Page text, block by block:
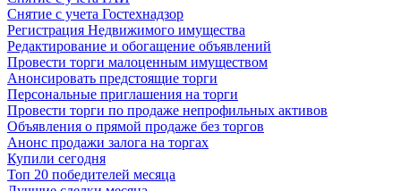
Снятие с учета Гостехнадзор
Регистрация Недвижимого имущества
Редактирование и обогащение объявлений
Провести торги малоценным имуществом
Анонсировать предстоящие торги
Персональные приглашения на торги
Провести торги по продаже непрофильных активов
Объявления о прямой продаже без торгов
Анонс продажи залога на торгах
Купили сегодня
Топ 20 победителей месяца